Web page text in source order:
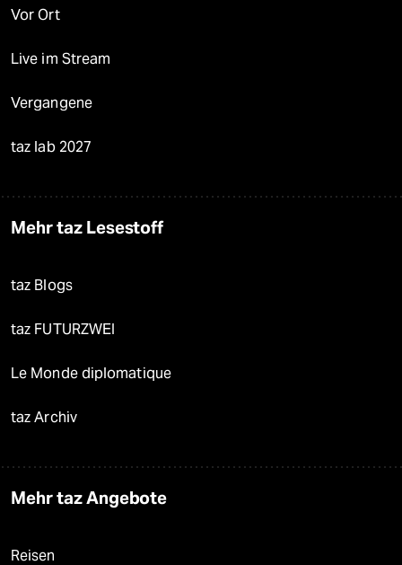
Vor Ort
Live im Stream
Vergangene
taz lab 2027
Mehr taz Lesestoff
taz Blogs
taz FUTURZWEI
Le Monde diplomatique
taz Archiv
Mehr taz Angebote
Reisen